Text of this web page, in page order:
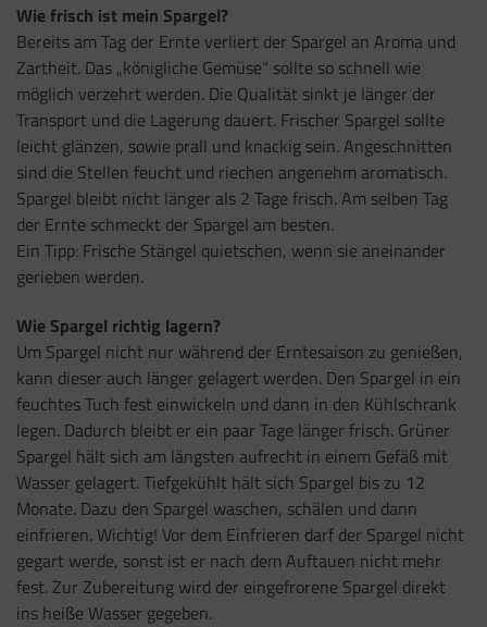
Wie frisch ist mein Spargel?
Bereits am Tag der Ernte verliert der Spargel an Aroma und
Zartheit. Das „königliche Gemüse“ sollte so schnell wie
möglich verzehrt werden. Die Qualität sinkt je länger der
Transport und die Lagerung dauert. Frischer Spargel sollte
leicht glänzen, sowie prall und knackig sein. Angeschnitten
sind die Stellen feucht und riechen angenehm aromatisch.
Spargel bleibt nicht länger als 2 Tage frisch. Am selben Tag
der Ernte schmeckt der Spargel am besten.
Ein Tipp: Frische Stängel quietschen, wenn sie aneinander
gerieben werden.
Wie Spargel richtig lagern?
Um Spargel nicht nur während der Erntesaison zu genießen,
kann dieser auch länger gelagert werden. Den Spargel in ein
feuchtes Tuch fest einwickeln und dann in den Kühlschrank
legen. Dadurch bleibt er ein paar Tage länger frisch. Grüner
Spargel hält sich am längsten aufrecht in einem Gefäß mit
Wasser gelagert. Tiefgekühlt hält sich Spargel bis zu 12
Monate. Dazu den Spargel waschen, schälen und dann
einfrieren. Wichtig! Vor dem Einfrieren darf der Spargel nicht
gegart werde, sonst ist er nach dem Auftauen nicht mehr
fest. Zur Zubereitung wird der eingefrorene Spargel direkt
ins heiße Wasser gegeben.